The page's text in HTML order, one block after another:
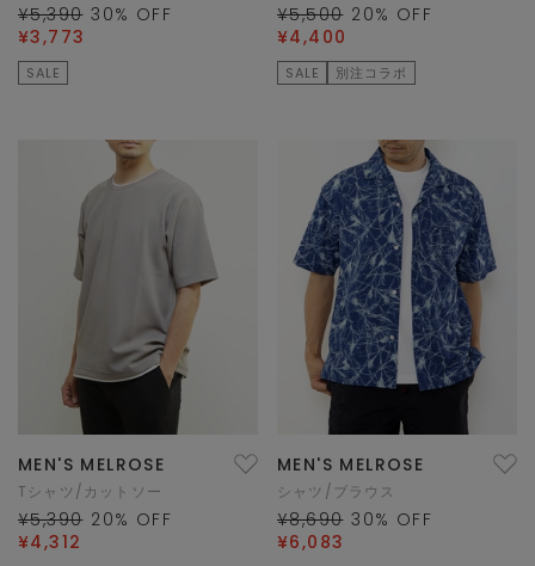
¥5,390 30% OFF
¥3,773
SALE
¥5,500 20% OFF
¥4,400
SALE 別注コラボ
MEN'S MELROSE
Tシャツ/カットソー
¥5,390 20% OFF
¥4,312
MEN'S MELROSE
シャツ/ブラウス
¥8,690 30% OFF
¥6,083